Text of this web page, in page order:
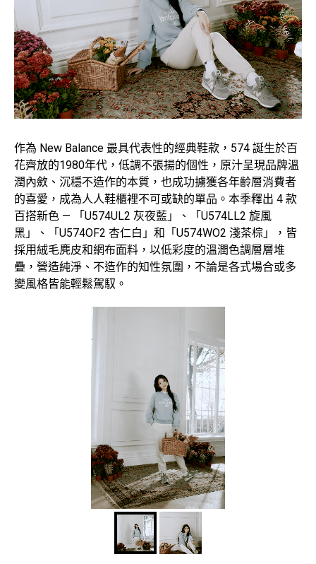
作為 New Balance 最具代表性的經典鞋款，574 誕生於百
花齊放的1980年代，低調不張揚的個性，原汁呈現品牌溫
潤內斂、沉穩不造作的本質，也成功擄獲各年齡層消費者
的喜愛，成為人人鞋櫃裡不可或缺的單品。本季釋出 4 款
百搭新色 — 「U574UL2 灰夜藍」、「U574LL2 旋風
黑」、「U574OF2 杏仁白」和「U574WO2 淺茶棕」，皆
採用絨毛麂皮和網布面料，以低彩度的溫潤色調層層堆
疊，營造純淨、不造作的知性氛圍，不論是各式場合或多
變風格皆能輕鬆駕馭。